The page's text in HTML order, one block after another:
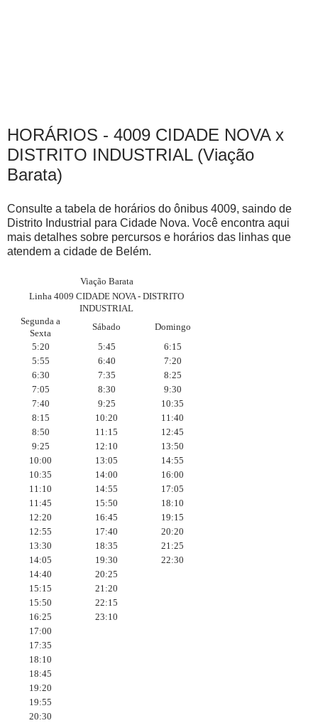
HORÁRIOS - 4009 CIDADE NOVA x
DISTRITO INDUSTRIAL (Viação
Barata)
Consulte a tabela de horários do ônibus 4009, saindo de
Distrito Industrial para Cidade Nova. Você encontra aqui
mais detalhes sobre percursos e horários das linhas que
atendem a cidade de Belém.
Viação Barata
Linha 4009 CIDADE NOVA - DISTRITO
INDUSTRIAL
Segunda a
Sexta
Sábado
Domingo
5:20
5:45
6:15
5:55
6:40
7:20
6:30
7:35
8:25
7:05
8:30
9:30
7:40
9:25
10:35
8:15
10:20
11:40
8:50
11:15
12:45
9:25
12:10
13:50
10:00
13:05
14:55
10:35
14:00
16:00
11:10
14:55
17:05
11:45
15:50
18:10
12:20
16:45
19:15
12:55
17:40
20:20
13:30
18:35
21:25
14:05
19:30
22:30
14:40
20:25
15:15
21:20
15:50
22:15
16:25
23:10
17:00
17:35
18:10
18:45
19:20
19:55
20:30